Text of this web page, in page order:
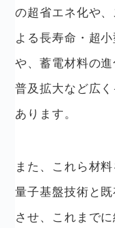
の超省エネ化や
よる長寿命・超
や、蓄電材料の
普及拡大など広
あります。
また、これら材
量子基盤技術と
させ、これまで